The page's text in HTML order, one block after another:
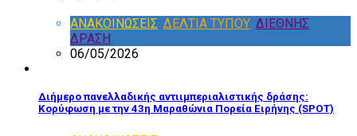
ΑΝΑΚΟΙΝΩΣΕΙΣ ΔΕΛΤΙΑ ΤΥΠΟΥ ΔΙΕΘΝΗΣ
ΔΡΑΣΗ
06/05/2026
Διήμερο πανελλαδικής αντιιμπεριαλιστικής δράσης:
Κορύφωση με την 43η Μαραθώνια Πορεία Ειρήνης (SPOT)